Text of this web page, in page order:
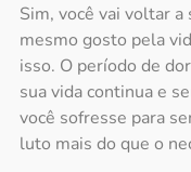
Sim, você vai voltar
mesmo gosto pela
isso. O período de
sua vida continua e
você sofresse para
luto mais do que o